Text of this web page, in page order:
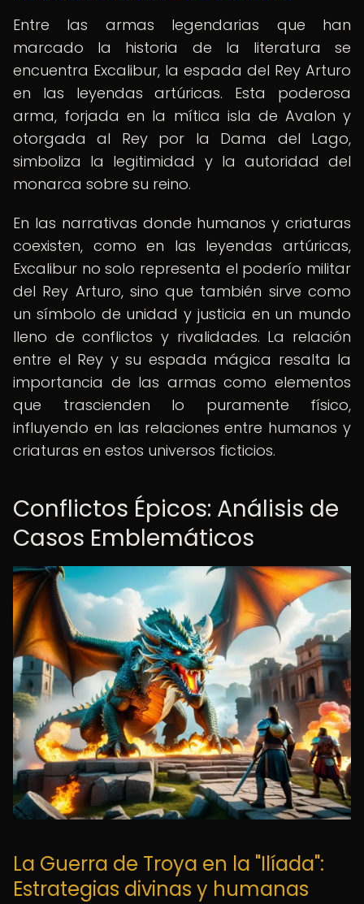
Entre las armas legendarias que han
marcado la historia de la literatura se
encuentra Excalibur, la espada del Rey Arturo
en las leyendas artúricas. Esta poderosa
arma, forjada en la mítica isla de Avalon y
otorgada al Rey por la Dama del Lago,
simboliza la legitimidad y la autoridad del
monarca sobre su reino.
En las narrativas donde humanos y criaturas
coexisten, como en las leyendas artúricas,
Excalibur no solo representa el poderío militar
del Rey Arturo, sino que también sirve como
un símbolo de unidad y justicia en un mundo
lleno de conflictos y rivalidades. La relación
entre el Rey y su espada mágica resalta la
importancia de las armas como elementos
que trascienden lo puramente físico,
influyendo en las relaciones entre humanos y
criaturas en estos universos ficticios.
Conflictos Épicos: Análisis de
Casos Emblemáticos
La Guerra de Troya en la "Ilíada":
Estrategias divinas y humanas